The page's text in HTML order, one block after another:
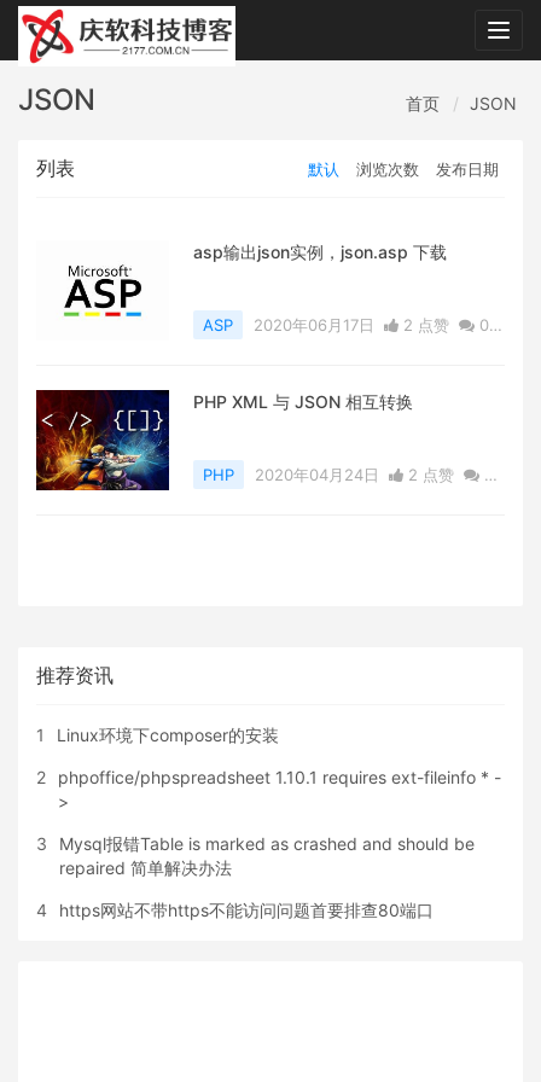
JSON 首页 JSON
列表 默认 浏览次数 发布日期
asp输出json实例，json.asp 下载
ASP 2020年06月17日 2 点赞
0
PHP XML 与 JSON 相互转换
PHP 2020年04月24日 2 点赞
0
推荐资讯
1 Linux环境下composer的安装
2
phpoffice/phpspreadsheet 1.10.1 requires ext-fileinfo * -
>
3
Mysql报错Table is marked as crashed and should be
repaired 简单解决办法
4 https网站不带https不能访问问题首要排查80端口